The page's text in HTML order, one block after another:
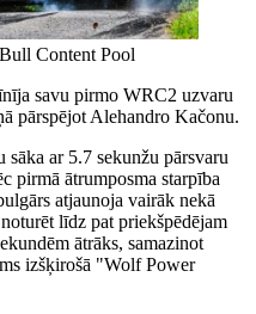
Content Pool
savu pirmo WRC2 uzvaru
pārspējot Alehandro Kačonu.
sāka ar 5.7 sekunžu pārsvaru
pirmā ātrumposma starpība
atjaunoja vairāk nekā
līdz pat priekšpēdējam
ātrāks, samazinot
izšķirošā "Wolf Power